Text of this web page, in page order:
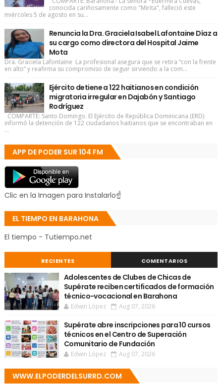
conocida cariñosamente como "Mirita", falleció este
miércoles 5 de agosto en su...
Renuncia la Dra. Graciela Isabel Lafontaine Díaz a
su cargo como directora del Hospital Jaime
Mota
Dra. Graciela Lafontaine La profesional asegura que se retira “con la frente
en alto” y reafirma su compromiso de seguir sirviendo a la com...
Ejército detiene a 122 haitianos en condición
migratoria irregular en Dajabón y Santiago
Rodríguez
COMPARTE: Santo Domingo. El Ejército de República Dominicana (ERD)
informó la detención de 122 ciudadanos haitianos que se encontraban en
...
APP DE PODER SUR 104 FM
Clic en la Imagen para Instalarlo☝
EL TIEMPO EN BARAHONA
El tiempo - Tutiempo.net
RECIENTES COMENTARIOS
Adolescentes de Clubes de Chicas de
Supérate reciben certificados de formación
técnico-vocacional en Barahona
Edwin López Aug 07, 2026
Supérate abre inscripciones para 10 cursos
técnicos en el Centro de Superación
Comunitario de Fundación
Edwin López Aug 07, 2026
WWW.ELPODERDELSURRD.COM